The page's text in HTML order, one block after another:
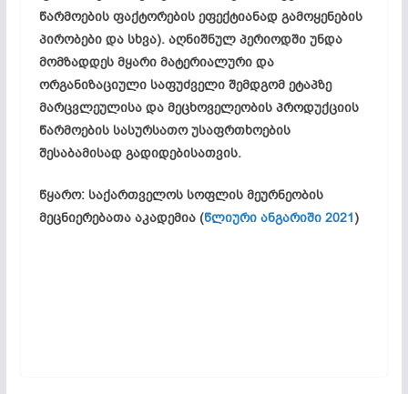
წარმოების ფაქტორების ეფექტიანად გამოყენების
პირობები და სხვა). აღნიშნულ პერიოდში უნდა
მომზადდეს მყარი მატერიალური და
ორგანიზაციული საფუძველი შემდგომ ეტაპზე
მარცვლეულისა და მეცხოველეობის პროდუქციის
წარმოების სასურსათო უსაფრთხოების
შესაბამისად გადიდებისათვის.
წყარო: საქართველოს სოფლის მეურნეობის
მეცნიერებათა აკადემია (წლიური ანგარიში 2021)